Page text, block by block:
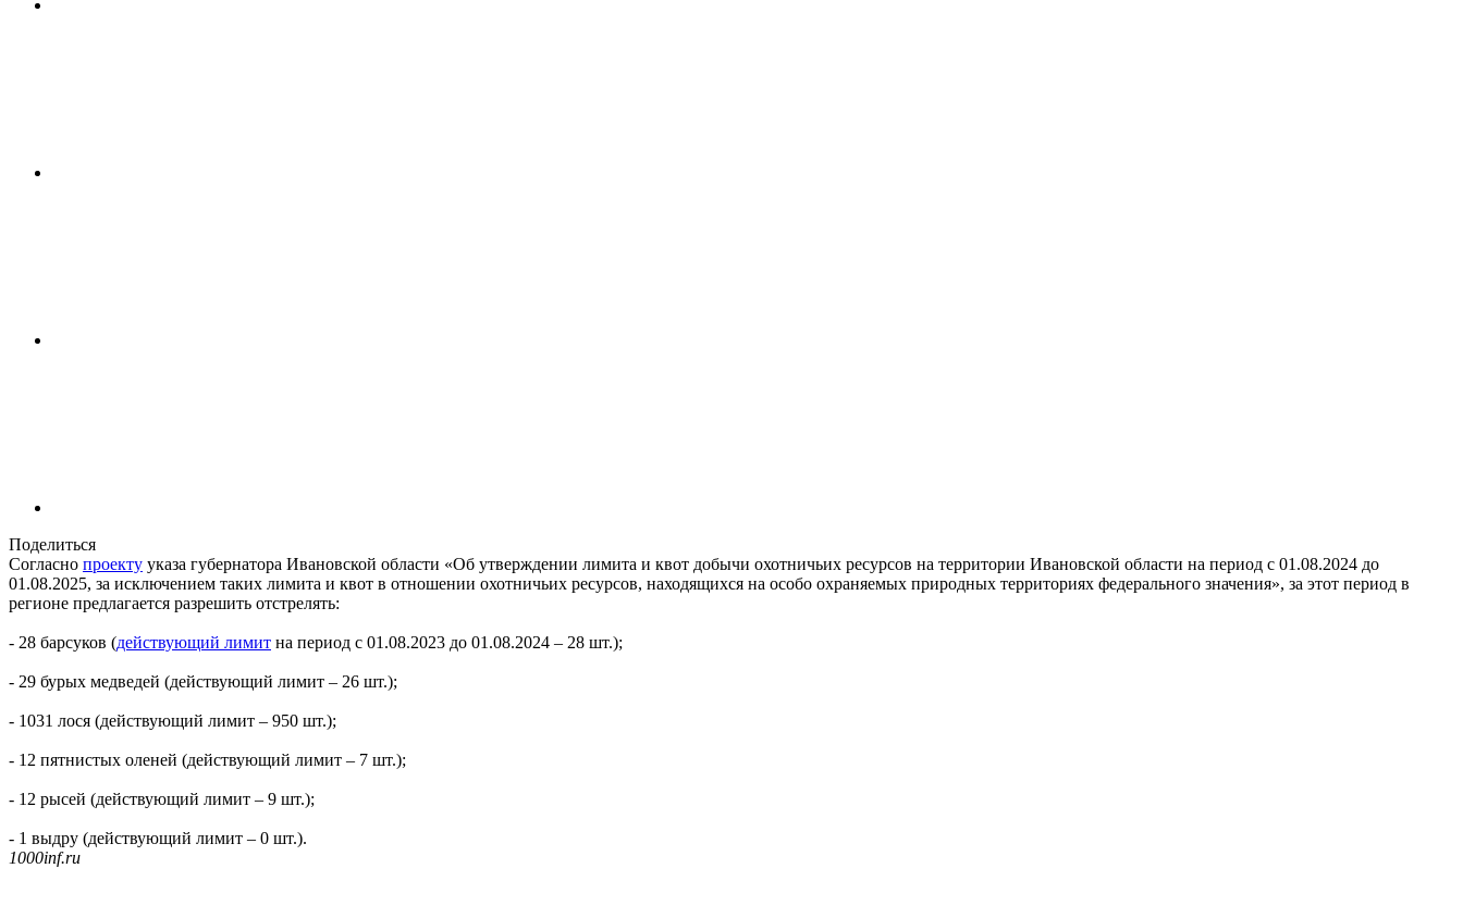
Поделиться
Согласно проекту указа губернатора Ивановской области «Об утверждении лимита и квот добычи охотничьих ресурсов на территории Ивановской области на период с 01.08.2024 до
01.08.2025, за исключением таких лимита и квот в отношении охотничьих ресурсов, находящихся на особо охраняемых природных территориях федерального значения», за этот период в
регионе предлагается разрешить отстрелять:
- 28 барсуков (действующий лимит на период с 01.08.2023 до 01.08.2024 – 28 шт.);
- 29 бурых медведей (действующий лимит – 26 шт.);
- 1031 лося (действующий лимит – 950 шт.);
- 12 пятнистых оленей (действующий лимит – 7 шт.);
- 12 рысей (действующий лимит – 9 шт.);
- 1 выдру (действующий лимит – 0 шт.).
1000inf.ru